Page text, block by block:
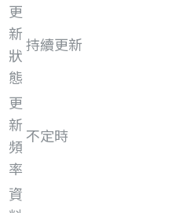
更
新
狀
態
持續更新
更
新
頻
率
不定時
資